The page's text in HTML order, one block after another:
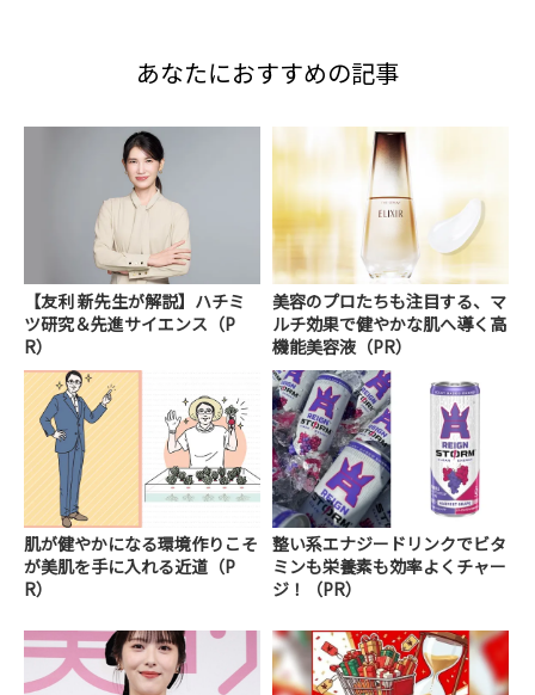
あなたにおすすめの記事
【友利 新先生が解説】ハチミ
ツ研究＆先進サイエンス（P
R）
美容のプロたちも注目する、マ
ルチ効果で健やかな肌へ導く高
機能美容液（PR）
肌が健やかになる環境作りこそ
が美肌を手に入れる近道（P
R）
整い系エナジードリンクでビタ
ミンも栄養素も効率よくチャー
ジ！（PR）